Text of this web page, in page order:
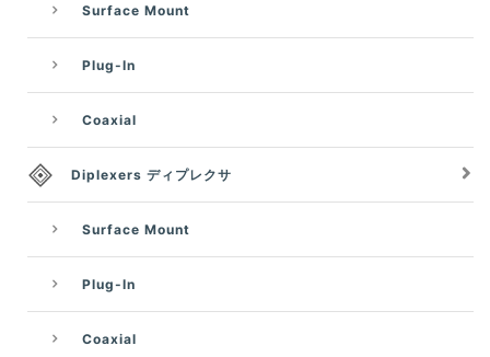
Surface Mount
Plug-In
Coaxial
Diplexers ディプレクサ
Surface Mount
Plug-In
Coaxial